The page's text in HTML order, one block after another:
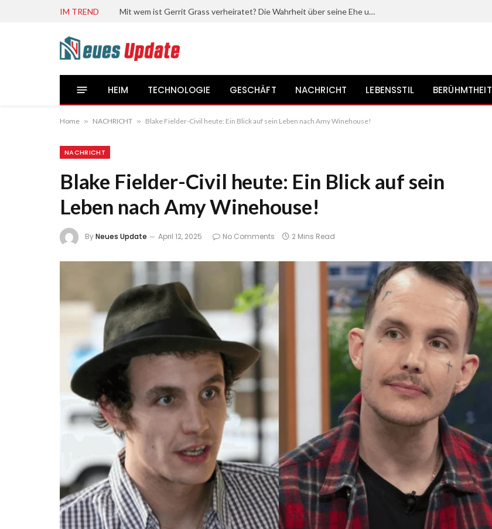
IM TREND Mit wem ist Gerrit Grass verheiratet? Die Wahrheit über seine Ehe und sein Privatleben?
HEIM TECHNOLOGIE GESCHÄFT NACHRICHT LEBENSSTIL BERÜHMTHEIT
Home » NACHRICHT » Blake Fielder-Civil heute: Ein Blick auf sein Leben nach Amy Winehouse!
NACHRICHT
Blake Fielder-Civil heute: Ein Blick auf sein
Leben nach Amy Winehouse!
ByNeues Update April 12, 2025 No Comments 2 Mins Read